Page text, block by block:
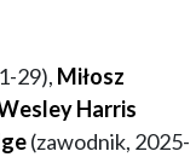
29), Miłosz
Harris
(zawodnik, 2025-